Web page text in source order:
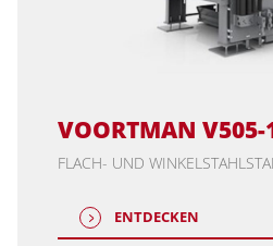
VOORTMAN V505-
FLACH- UND
ENTDECKEN